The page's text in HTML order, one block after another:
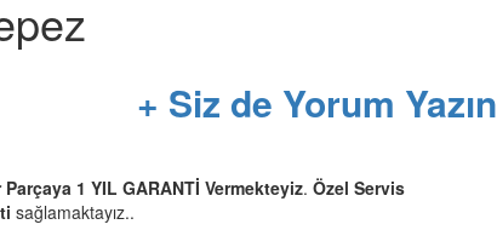
+ Siz de Yorum Yazın
Parçaya 1 YIL GARANTİ Vermekteyiz. Özel Servis
sağlamaktayız..